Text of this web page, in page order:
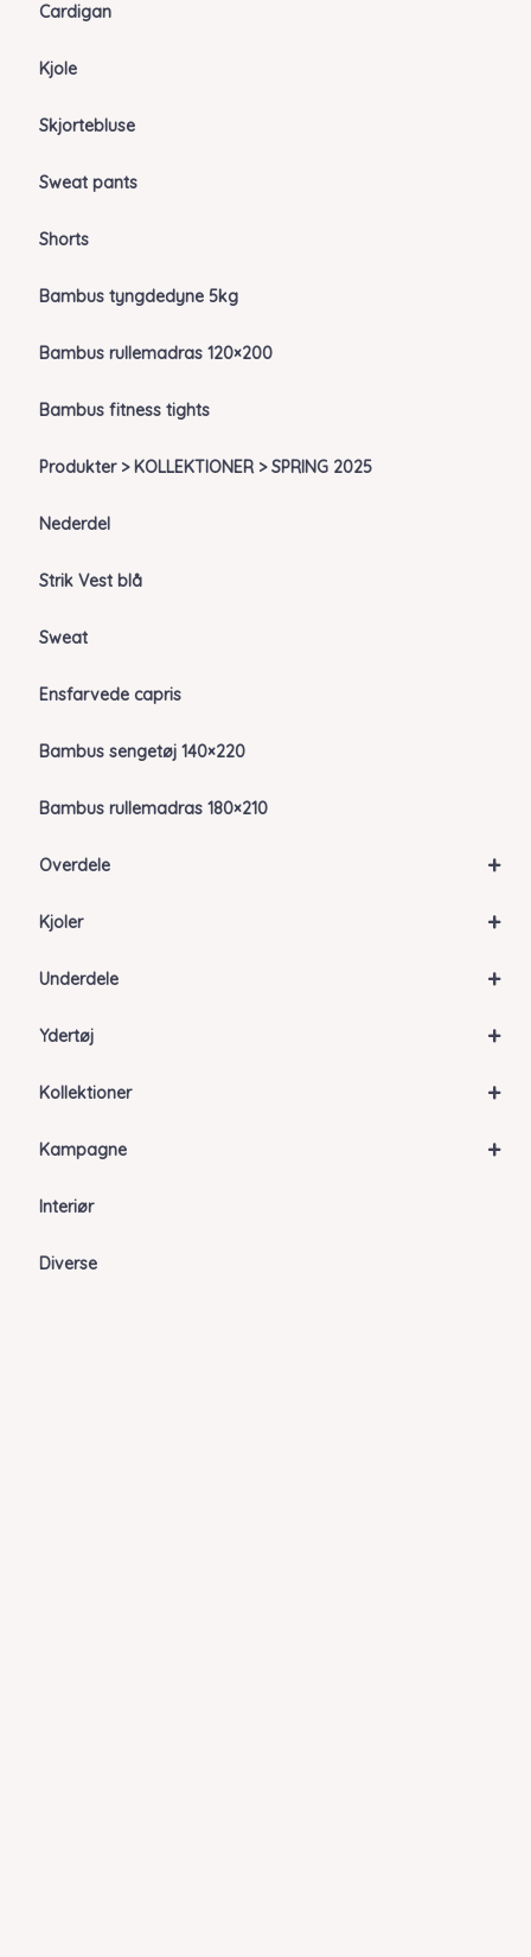
Cardigan
Kjole
Skjortebluse
Sweat pants
Shorts
Bambus tyngdedyne 5kg
Bambus rullemadras 120×200
Bambus fitness tights
Produkter > KOLLEKTIONER > SPRING 2025
Nederdel
Strik Vest blå
Sweat
Ensfarvede capris
Bambus sengetøj 140×220
Bambus rullemadras 180×210
+
Overdele
+
Kjoler
+
Underdele
+
Ydertøj
+
Kollektioner
+
Kampagne
Interiør
Diverse